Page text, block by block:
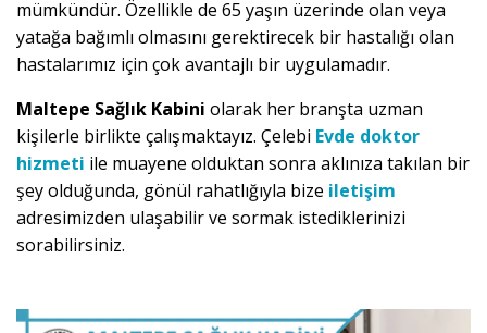
mümkündür. Özellikle de 65 yaşın üzerinde olan veya
yatağa bağımlı olmasını gerektirecek bir hastalığı olan
hastalarımız için çok avantajlı bir uygulamadır.
Maltepe Sağlık Kabini olarak her branşta uzman
kişilerle birlikte çalışmaktayız. Çelebi Evde doktor
hizmeti ile muayene olduktan sonra aklınıza takılan bir
şey olduğunda, gönül rahatlığıyla bize iletişim
adresimizden ulaşabilir ve sormak istediklerinizi
sorabilirsiniz.